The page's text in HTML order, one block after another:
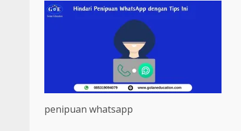
penipuan whatsapp